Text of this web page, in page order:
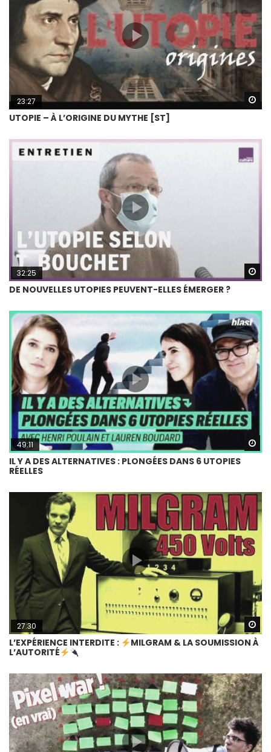
23:27
UTOPIE – À L’ORIGINE DU MYTHE [ST]
32:25
DE NOUVELLES UTOPIES PEUVENT-ELLES ÉMERGER ?
49:11
IL Y A DES ALTERNATIVES : PLONGÉES DANS 6 UTOPIES
RÉELLES
27:30
L’EXPÉRIENCE INTERDITE :
MILGRAM & LA SOUMISSION À
L’AUTORITÉ